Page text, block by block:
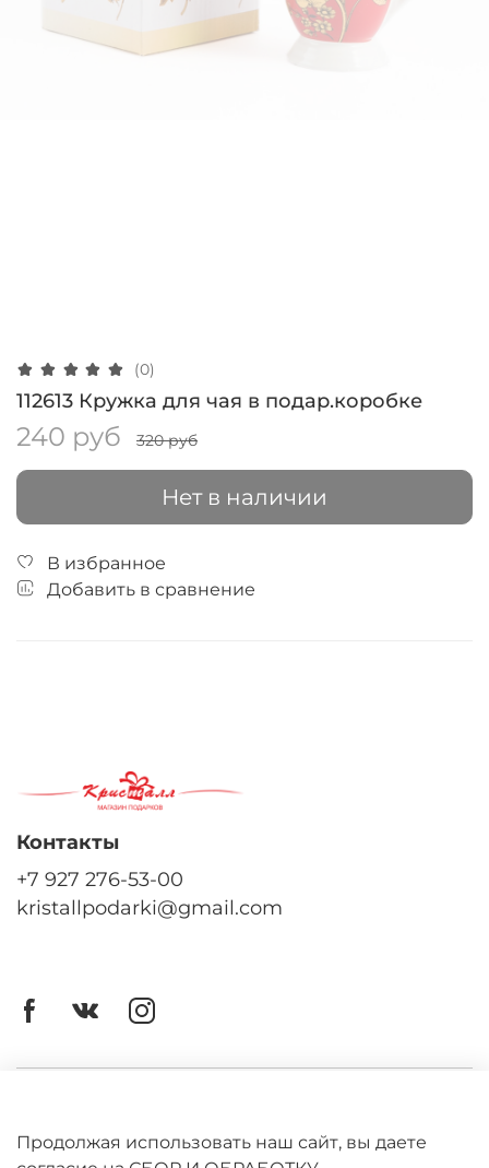
(0)
112613 Кружка для чая в подар.коробке
240 руб 320 руб
Нет в наличии
В избранное
Добавить в сравнение
Оферта
Контакты
+7 927 276-53-00
kristallpodarki@gmail.com
Продолжая использовать наш сайт, вы даете